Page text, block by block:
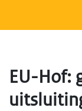
EU-Hof: